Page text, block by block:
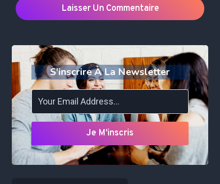
S'inscrire À La Newsletter
Je M'inscris